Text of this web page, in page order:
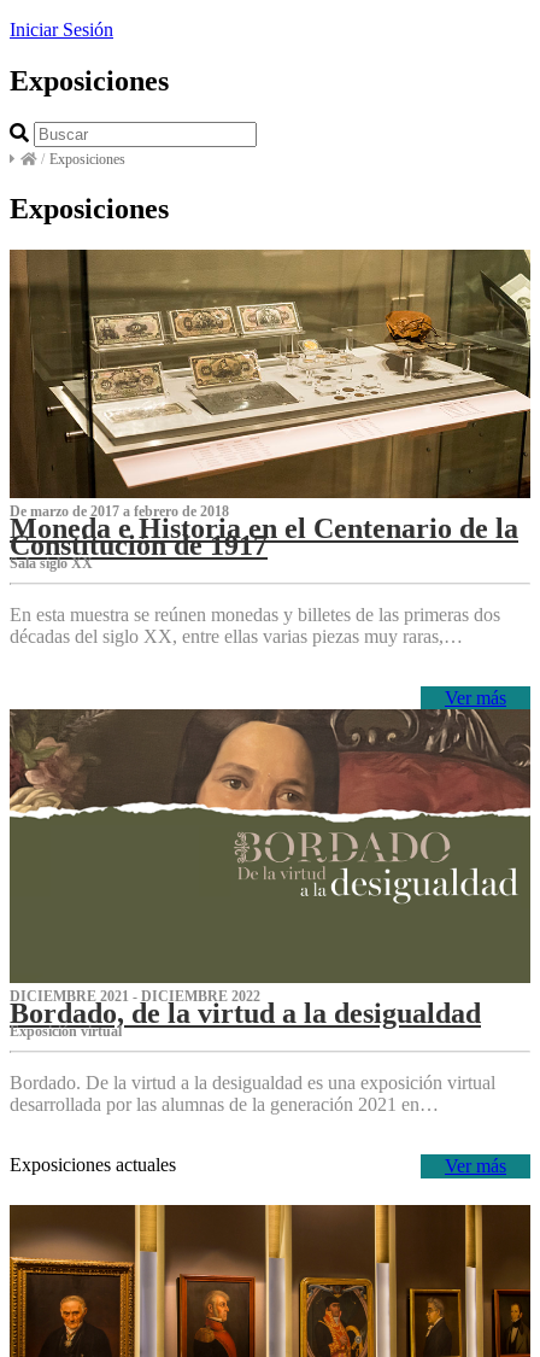
Iniciar Sesión
Exposiciones
/ Exposiciones
Exposiciones
De marzo de 2017 a febrero de 2018
Moneda e Historia en el Centenario de la
Constitución de 1917
Sala siglo XX
En esta muestra se reúnen monedas y billetes de las primeras dos
décadas del siglo XX, entre ellas varias piezas muy raras,…
Ver más
DICIEMBRE 2021 - DICIEMBRE 2022
Bordado, de la virtud a la desigualdad
Exposición virtual‌
Bordado. De la virtud a la desigualdad es una exposición virtual
desarrollada por las alumnas de la generación 2021 en…
Ver más
Exposiciones actuales